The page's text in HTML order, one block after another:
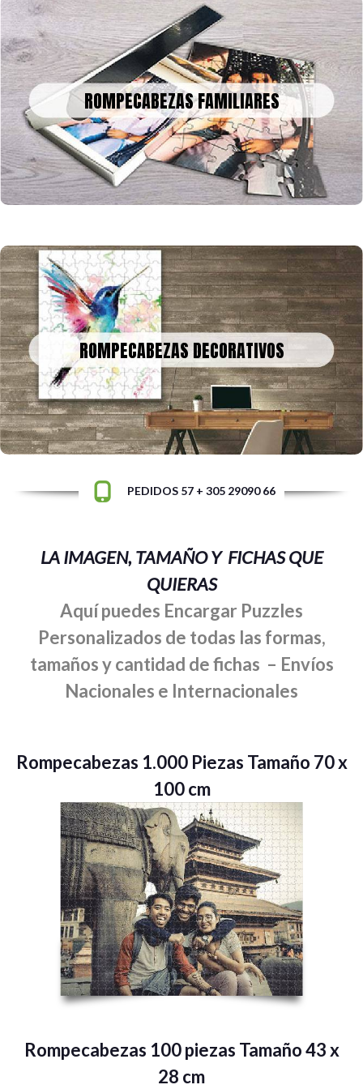
ROMPECABEZAS FAMILIARES
ROMPECABEZAS FAMILIARES
Un bonito recuerdo para decorar o enmarcar en la historia, tus
fotos o collage en rompecabezas, para celebrar una fecha
especial
ROMPECABEZAS DECORATIVOS
ROMPECABEZAS DECORATIVOS
Podemos convertir obras de arte, fotografías o recuerdos
familiares en un rompecabezas gigante para decorar tu casa u
oficina
PEDIDOS 57 + 305 29090 66
LA IMAGEN, TAMAÑO Y FICHAS QUE
QUIERAS
Aquí puedes Encargar Puzzles
Personalizados de todas las formas,
tamaños y cantidad de fichas – Envíos
Nacionales e Internacionales
Rompecabezas 1.000 Piezas Tamaño 70 x
100 cm
Rompecabezas 100 piezas Tamaño 43 x
28 cm